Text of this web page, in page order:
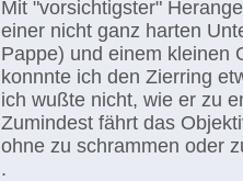
Mit "vorsichtigster"
einer nicht ganz harten
Pappe) und einem kleinen
konnnte ich den Zierring
ich wußte nicht, wie er zu
Zumindest fährt das
ohne zu schrammen oder
.